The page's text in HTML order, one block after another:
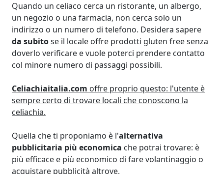
Quando un celiaco cerca un ristorante, un albergo,
un negozio o una farmacia, non cerca solo un
indirizzo o un numero di telefono. Desidera sapere
da subitose il locale offre prodotti gluten free senza
doverlo verificare e vuole poterci prendere contatto
col minore numero di passaggi possibili.
Celiachiaitalia.com offre proprio questo: l'utente è
sempre certo di trovare locali che conoscono la
celiachia.
Quella che ti proponiamo è l'alternativa
pubblicitaria più economica che potrai trovare: è
più efficace e più economico di fare volantinaggio o
acquistare pubblicità altrove.